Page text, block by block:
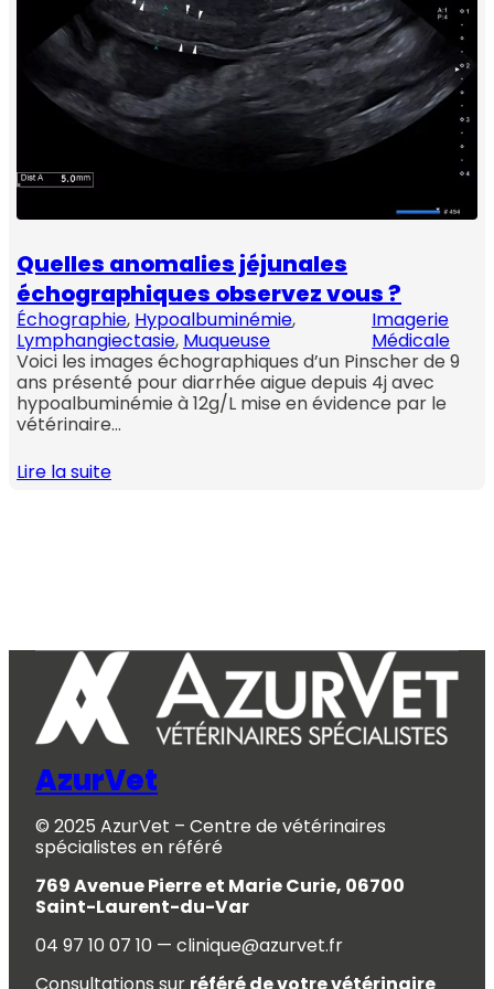
Quelles anomalies jéjunales
échographiques observez vous ?
Échographie, Hypoalbuminémie,
Lymphangiectasie, Muqueuse
Imagerie
Médicale
Voici les images échographiques d’un Pinscher de 9
ans présenté pour diarrhée aigue depuis 4j avec
hypoalbuminémie à 12g/L mise en évidence par le
vétérinaire…
Lire la suite
AzurVet
© 2025 AzurVet – Centre de vétérinaires
spécialistes en référé
769 Avenue Pierre et Marie Curie, 06700
Saint-Laurent-du-Var
04 97 10 07 10 — clinique@azurvet.fr